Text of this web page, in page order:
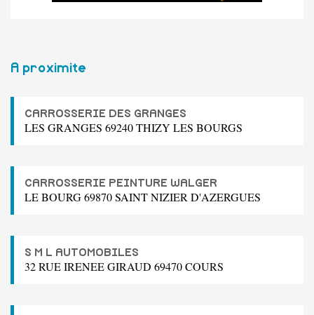
A proximite
CARROSSERIE DES GRANGES
LES GRANGES 69240 THIZY LES BOURGS
CARROSSERIE PEINTURE WALGER
LE BOURG 69870 SAINT NIZIER D'AZERGUES
S M L AUTOMOBILES
32 RUE IRENEE GIRAUD 69470 COURS